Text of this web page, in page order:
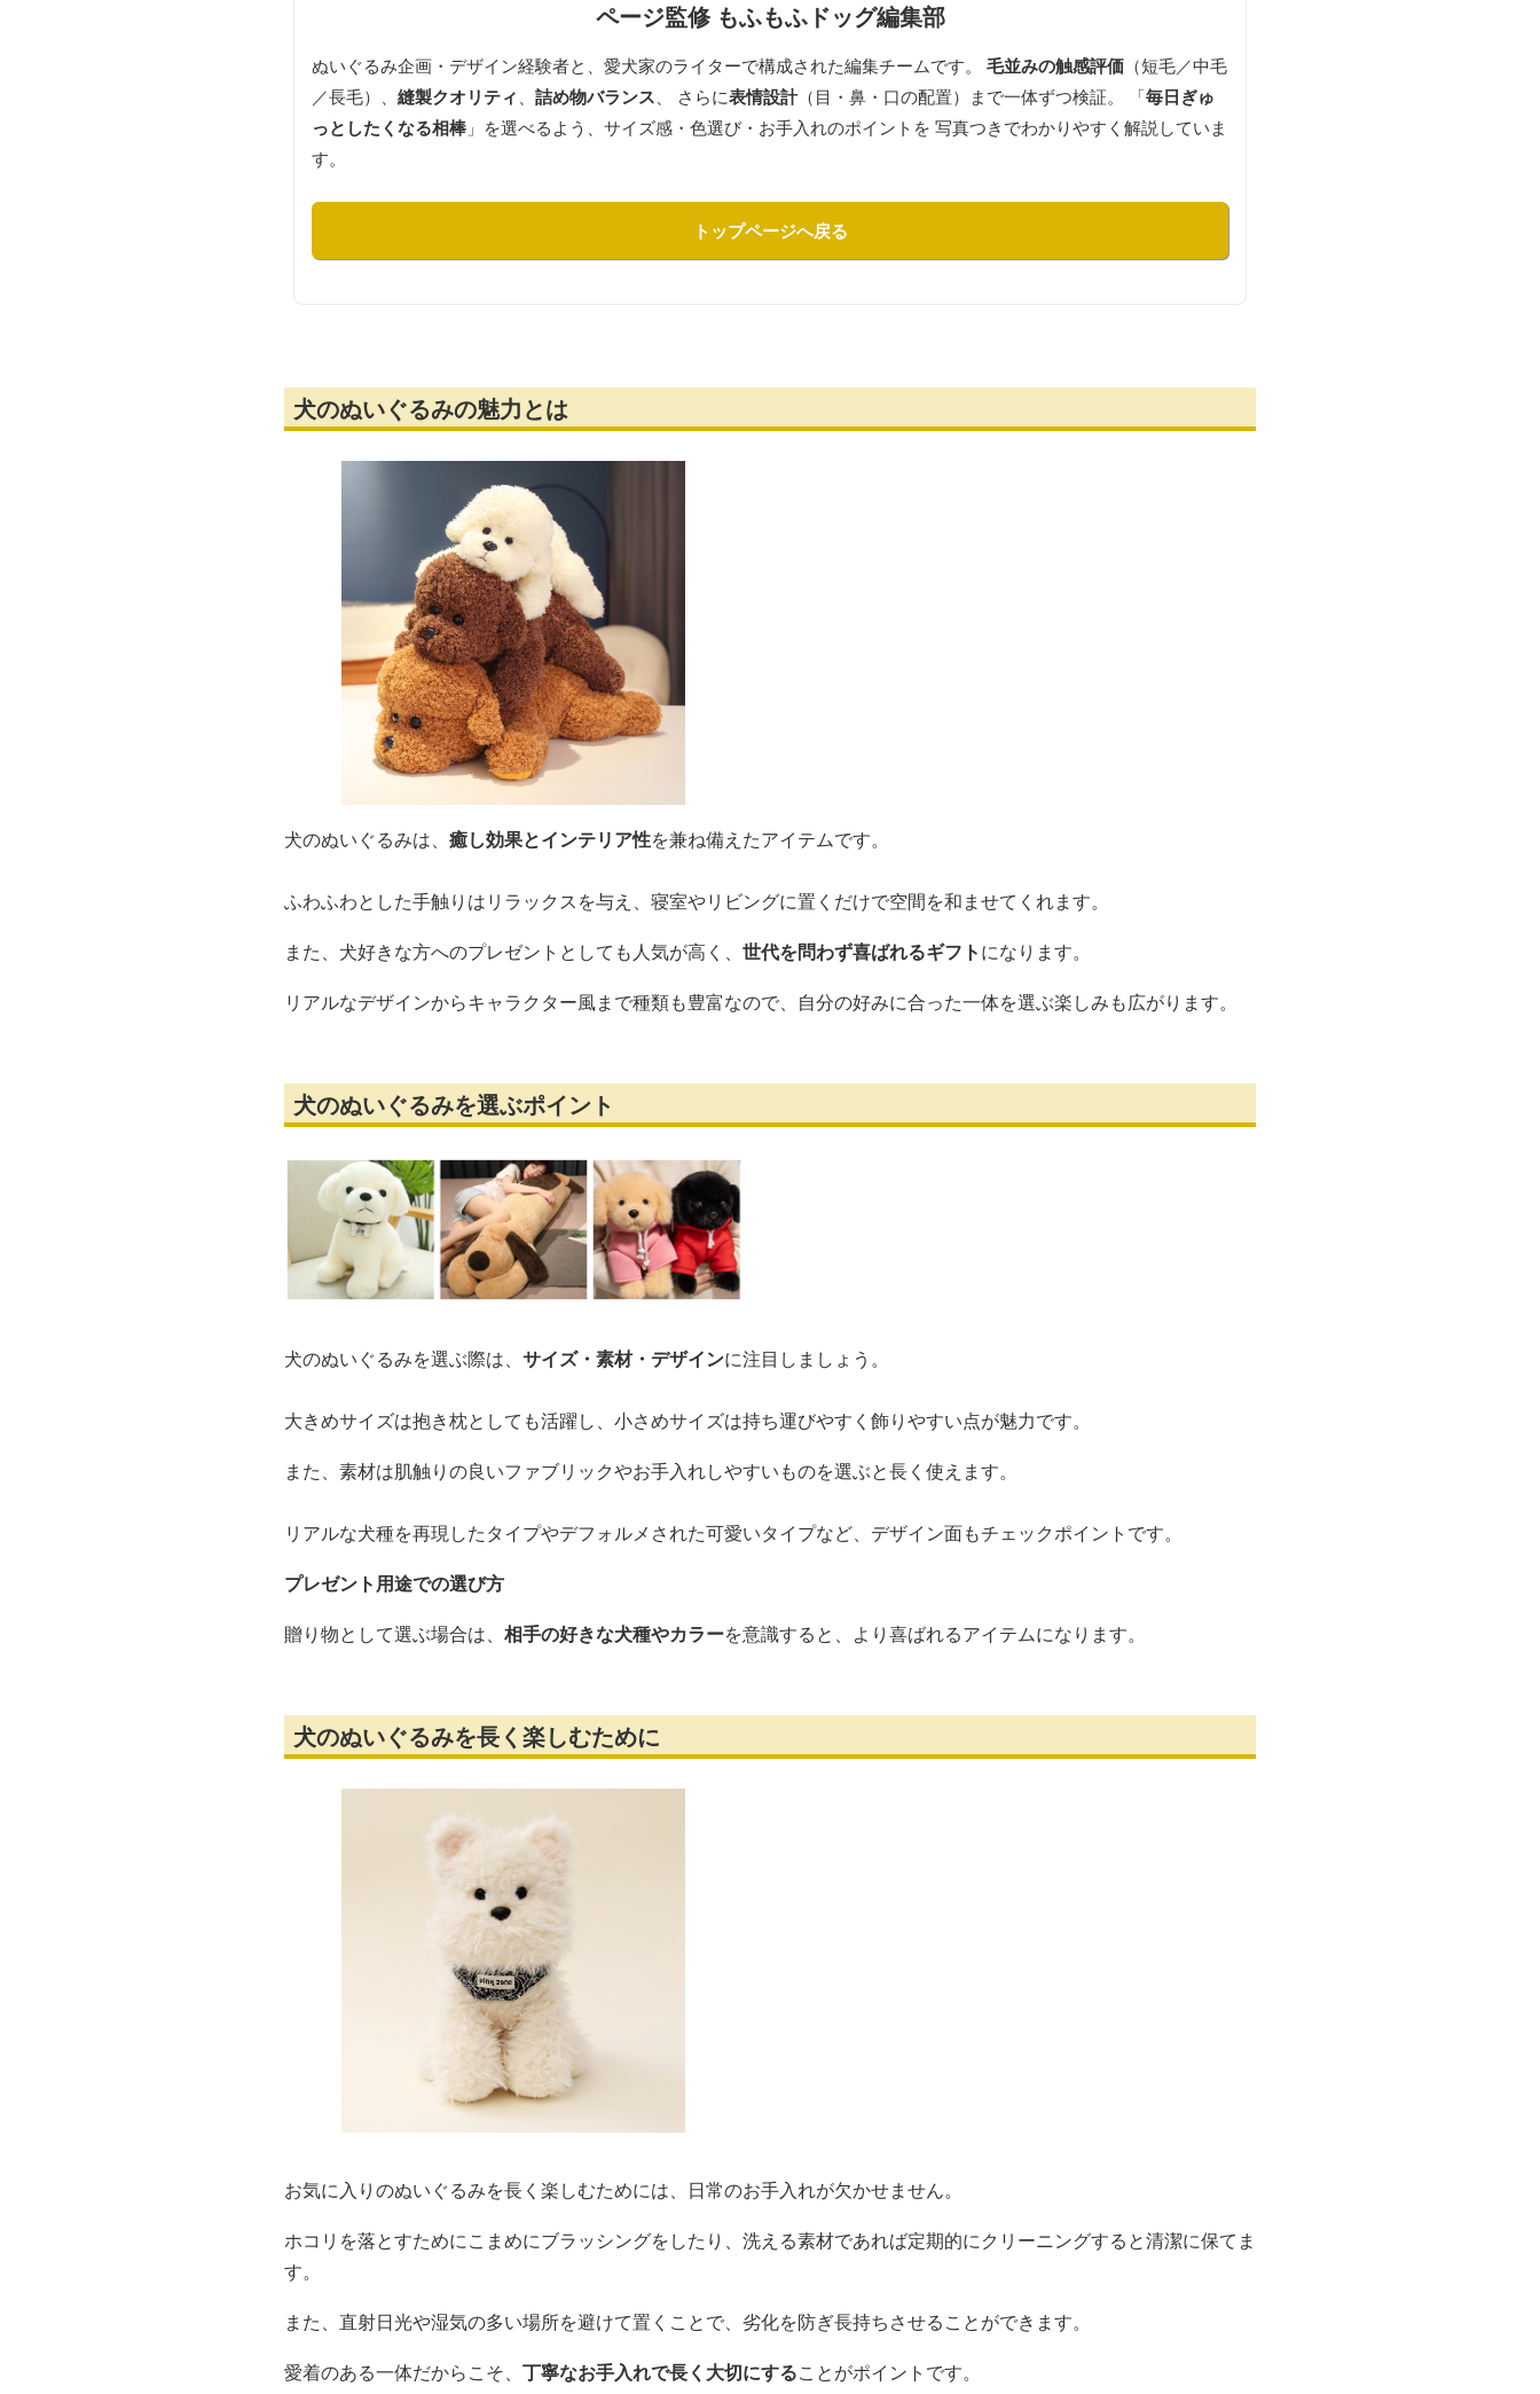
ページ監修 もふもふドッグ編集部
ぬいぐるみ企画・デザイン経験者と、愛犬家のライターで構成された編集チームです。 毛並みの触感評価 （短毛／中毛
／長毛）、 縫製クオリティ 、 詰め物バランス、 さらに表情設計（目・鼻・口の配置）まで一体ずつ検証。 「毎日ぎゅ
っとしたくなる相棒 」を選べるよう、サイズ感・色選び・お手入れのポイントを 写真つきでわかりやすく解説していま
す。
トップページへ戻る
犬のぬいぐるみの魅力とは
犬のぬいぐるみは、 癒し効果とインテリア性を兼ね備えたアイテムです。
ふわふわとした手触りはリラックスを与え、寝室やリビングに置くだけで空間を和ませてくれます。
また、犬好きな方へのプレゼントとしても人気が高く、 世代を問わず喜ばれるギフトになります。
リアルなデザインからキャラクター風まで種類も豊富なので、自分の好みに合った一体を選ぶ楽しみも広がります。
犬のぬいぐるみを選ぶポイント
犬のぬいぐるみを選ぶ際は、 サイズ・素材・デザインに注目しましょう。
大きめサイズは抱き枕としても活躍し、小さめサイズは持ち運びやすく飾りやすい点が魅力です。
また、素材は肌触りの良いファブリックやお手入れしやすいものを選ぶと長く使えます。
リアルな犬種を再現したタイプやデフォルメされた可愛いタイプなど、デザイン面もチェックポイントです。
プレゼント用途での選び方
贈り物として選ぶ場合は、 相手の好きな犬種やカラーを意識すると、より喜ばれるアイテムになります。
犬のぬいぐるみを長く楽しむために
お気に入りのぬいぐるみを長く楽しむためには、日常のお手入れが欠かせません。
ホコリを落とすためにこまめにブラッシングをしたり、洗える素材であれば定期的にクリーニングすると清潔に保てま
す。
また、直射日光や湿気の多い場所を避けて置くことで、劣化を防ぎ長持ちさせることができます。
愛着のある一体だからこそ、 丁寧なお手入れで長く大切にすることがポイントです。